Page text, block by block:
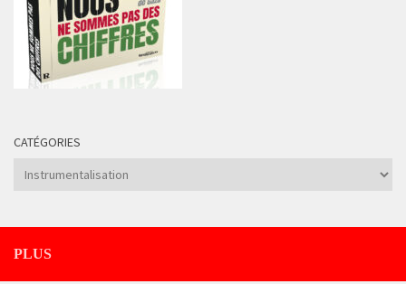
CATÉGORIES
Catégories
PLUS